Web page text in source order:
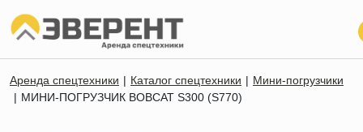
Аренда спецтехники Каталог спецтехники
Мини-погрузчики
МИНИ-ПОГРУЗЧИК BOBCAT S300 (S770)